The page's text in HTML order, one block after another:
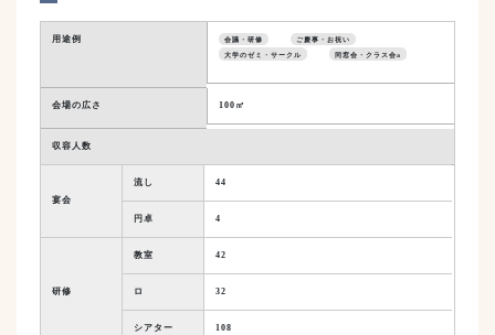
用途例 会議・研修
ご慶事・お祝い
大学のゼミ・サークル
同窓会・クラス会a
会場の広さ 100㎡
収容人数
宴会
流し 44
円卓 4
研修
教室 42
ロ 32
シアター 108